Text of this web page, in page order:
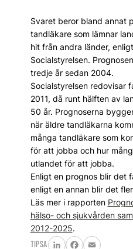
Svaret beror bland annat
tandläkare som lämnar
hit från andra länder,
Socialstyrelsen.
tredje år sedan 2004.
Socialstyrelsen redovisar
2011, då runt hälften av
50 år. Prognoserna
när äldre tandläkarna
många tandläkare som
för att jobba och hur
utlandet för att jobba.
Enligt en prognos blir det
enligt en annan blir det
Läs mer i rapporten
hälso- och sjukvården
2012-2025.
TIPSA